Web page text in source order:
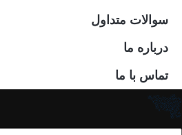
سوالات متداول
درباره ما
تماس با ما